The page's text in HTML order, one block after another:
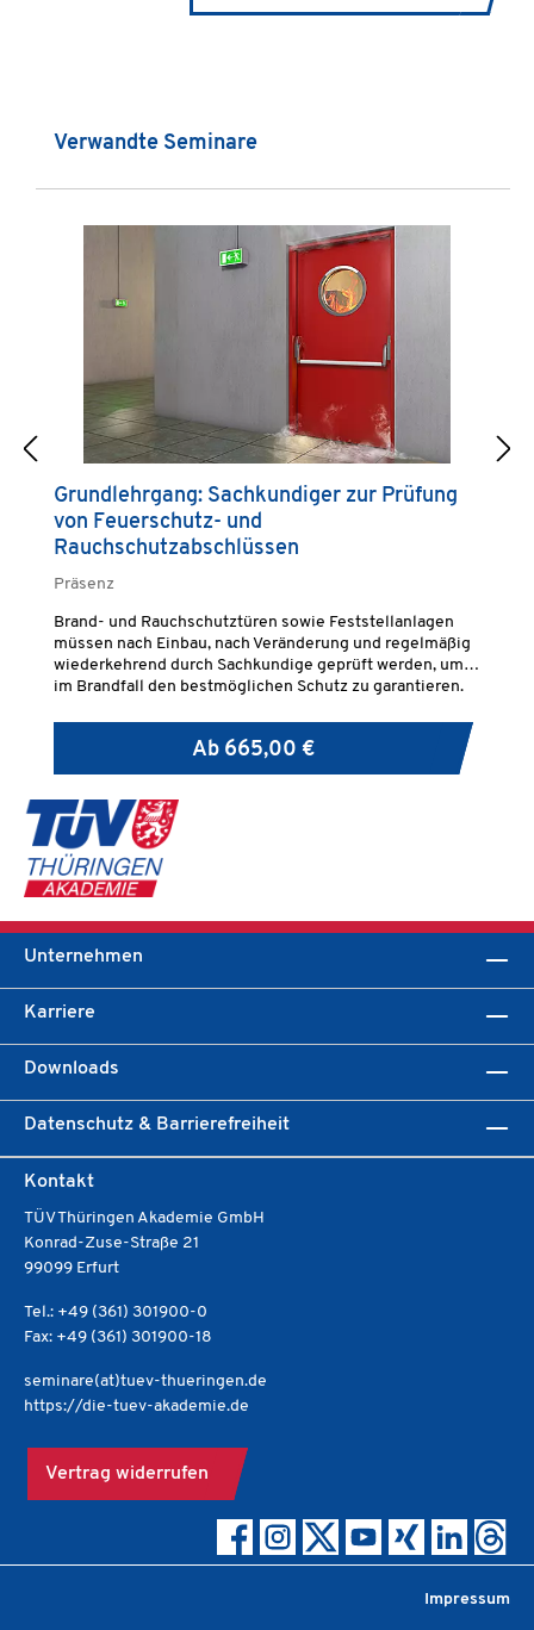
Produktgalerie überspringen
Verwandte Seminare
Grundlehrgang: Sachkundiger zur Prüfung
von Feuerschutz- und
Rauchschutzabschlüssen
Präsenz
Brand- und Rauchschutztüren sowie Feststellanlagen
müssen nach Einbau, nach Veränderung und regelmäßig
wiederkehrend durch Sachkundige geprüft werden, um
im Brandfall den bestmöglichen Schutz zu garantieren.
Ab 665,00 €
Unternehmen
Karriere
Downloads
Datenschutz & Barrierefreiheit
Kontakt
TÜV Thüringen Akademie GmbH
Konrad-Zuse-Straße 21
99099 Erfurt
Tel.: +49 (361) 301900-0
Fax: +49 (361) 301900-18
seminare(at)tuev-thueringen.de
https://die-tuev-akademie.de
Vertrag widerrufen
Impressum